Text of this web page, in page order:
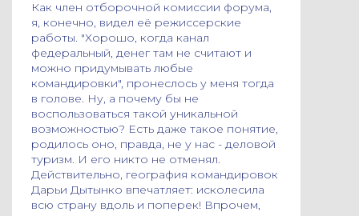
Как член отборочной комиссии форума,
я, конечно, видел её режиссерские
работы. "Хорошо, когда канал
федеральный, денег там не считают и
можно придумывать любые
командировки", пронеслось у меня тогда
в голове. Ну, а почему бы не
воспользоваться такой уникальной
возможностью? Есть даже такое понятие,
родилось оно, правда, не у нас - деловой
туризм. И его никто не отменял.
Действительно, география командировок
Дарьи Дытынко впечатляет: исколесила
всю страну вдоль и поперек! Впрочем,